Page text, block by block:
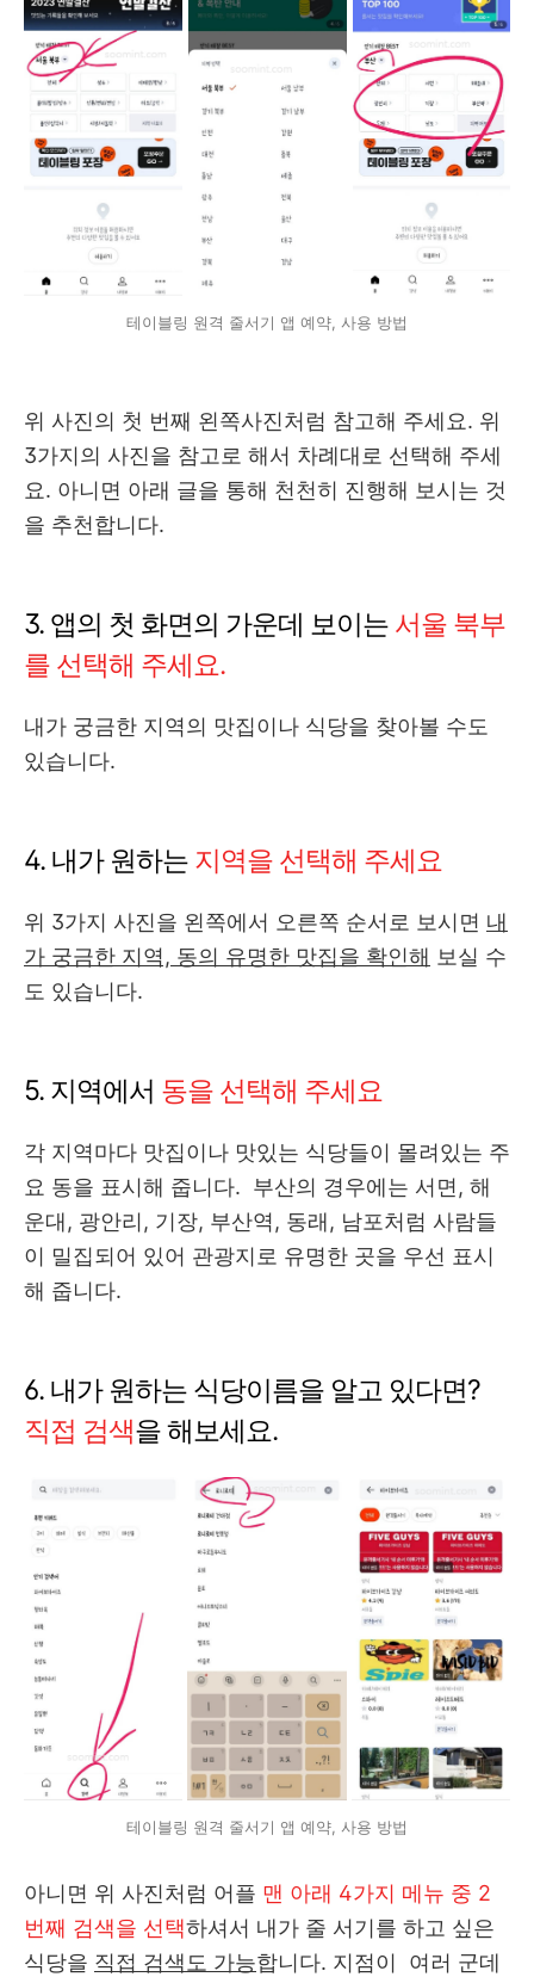
테이블링 원격 줄서기 앱 예약, 사용 방법
위 사진의 첫 번째 왼쪽사진처럼 참고해 주세요. 위
3가지의 사진을 참고로 해서 차례대로 선택해 주세
요. 아니면 아래 글을 통해 천천히 진행해 보시는 것
을 추천합니다.
3. 앱의 첫 화면의 가운데 보이는 서울 북부
를 선택해 주세요.
내가 궁금한 지역의 맛집이나 식당을 찾아볼 수도
있습니다.
4. 내가 원하는 지역을 선택해 주세요
위 3가지 사진을 왼쪽에서 오른쪽 순서로 보시면 내
가 궁금한 지역, 동의 유명한 맛집을 확인해 보실 수
도 있습니다.
5. 지역에서 동을 선택해 주세요
각 지역마다 맛집이나 맛있는 식당들이 몰려있는 주
요 동을 표시해 줍니다. 부산의 경우에는 서면, 해
운대, 광안리, 기장, 부산역, 동래, 남포처럼 사람들
이 밀집되어 있어 관광지로 유명한 곳을 우선 표시
해 줍니다.
6. 내가 원하는 식당이름을 알고 있다면?
직접 검색을 해보세요.
테이블링 원격 줄서기 앱 예약, 사용 방법
아니면 위 사진처럼 어플 맨 아래 4가지 메뉴 중 2
번째 검색을 선택하셔서 내가 줄 서기를 하고 싶은
식당을 직접 검색도 가능합니다. 지점이 여러 군데